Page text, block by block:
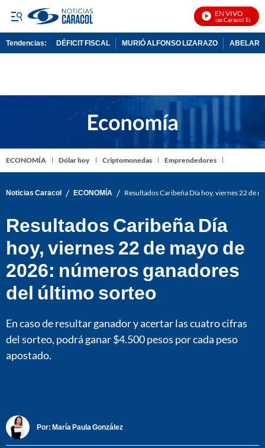
EN VIVO
Noticias Caracol En Vivo
Tendencias: DÉFICIT FISCAL MURIÓ ALFONSO LIZARAZO
ECONOMÍA Dólar hoy Criptomonedas Emprendedores
Noticias Caracol / ECONOMÍA / Resultados Caribeña Día hoy, viernes 22 de
Resultados Caribeña Día
hoy, viernes 22 de mayo de
2026: números ganadores
del último sorteo
En caso de resultar ganador y acertar las cuatro cifras
del sorteo, podrá ganar $4.500 pesos por cada peso
apostado.
Por: María Paula González